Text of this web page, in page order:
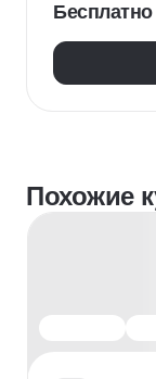
Бесплатно
Похожие